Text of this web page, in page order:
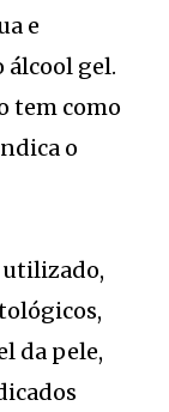
e
álcool gel.
tem como
o
utilizado,
da pele,